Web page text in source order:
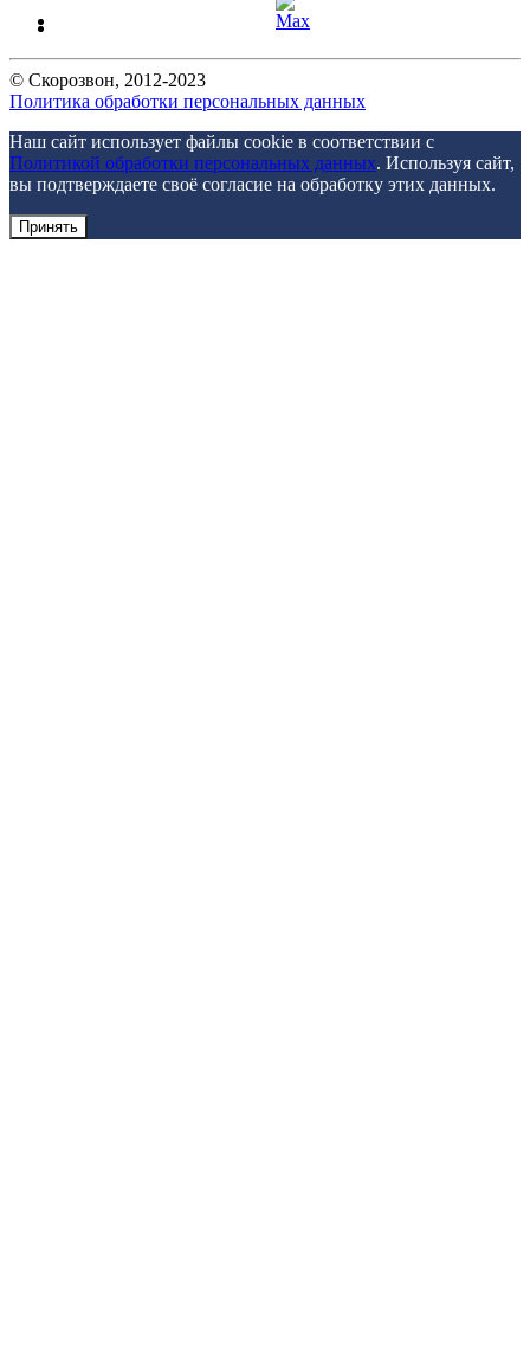
© Скорозвон, 2012-2023
Политика обработки персональных данных
Наш сайт использует файлы cookie в соответствии с
Политикой обработки персональных данных. Используя сайт,
вы подтверждаете своё согласие на обработку этих данных.
Принять